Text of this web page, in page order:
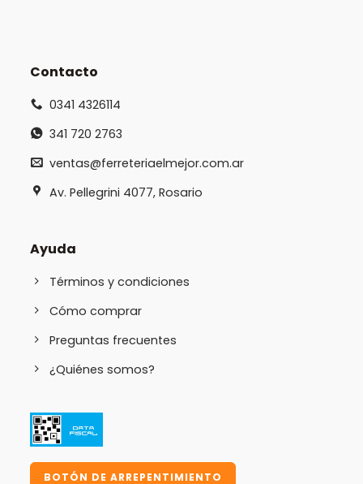
Contacto
0341 4326114
341 720 2763
ventas@ferreteriaelmejor.com.ar
Av. Pellegrini 4077, Rosario
Ayuda
Términos y condiciones
Cómo comprar
Preguntas frecuentes
¿Quiénes somos?
BOTÓN DE ARREPENTIMIENTO